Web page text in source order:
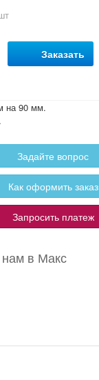
Заказать
на 90 мм.
Задайте вопрос
Как оформить заказ
Запросить платеж
в Макс